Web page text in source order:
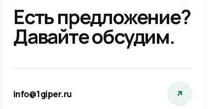
Есть предложение?
Давайте обсудим.
info@1giper.ru ↗